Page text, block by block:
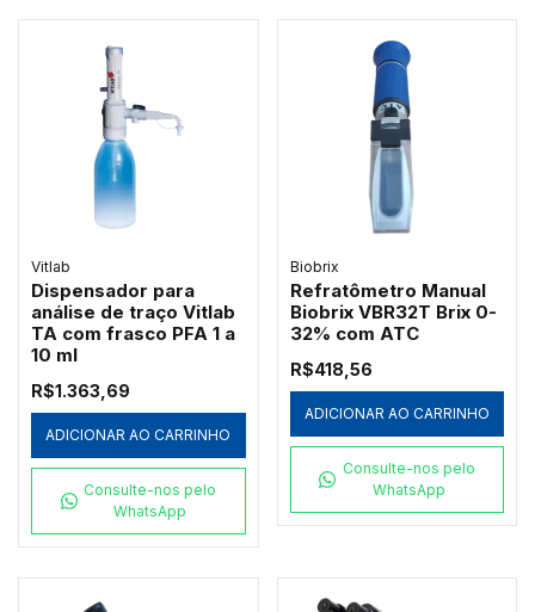
Vitlab
Dispensador para
análise de traço Vitlab
TA com frasco PFA 1 a
10 ml
R$1.363,69
ADICIONAR AO CARRINHO
Consulte-nos pelo
WhatsApp
Biobrix
Refratômetro Manual
Biobrix VBR32T Brix 0-
32% com ATC
R$418,56
ADICIONAR AO CARRINHO
Consulte-nos pelo
WhatsApp